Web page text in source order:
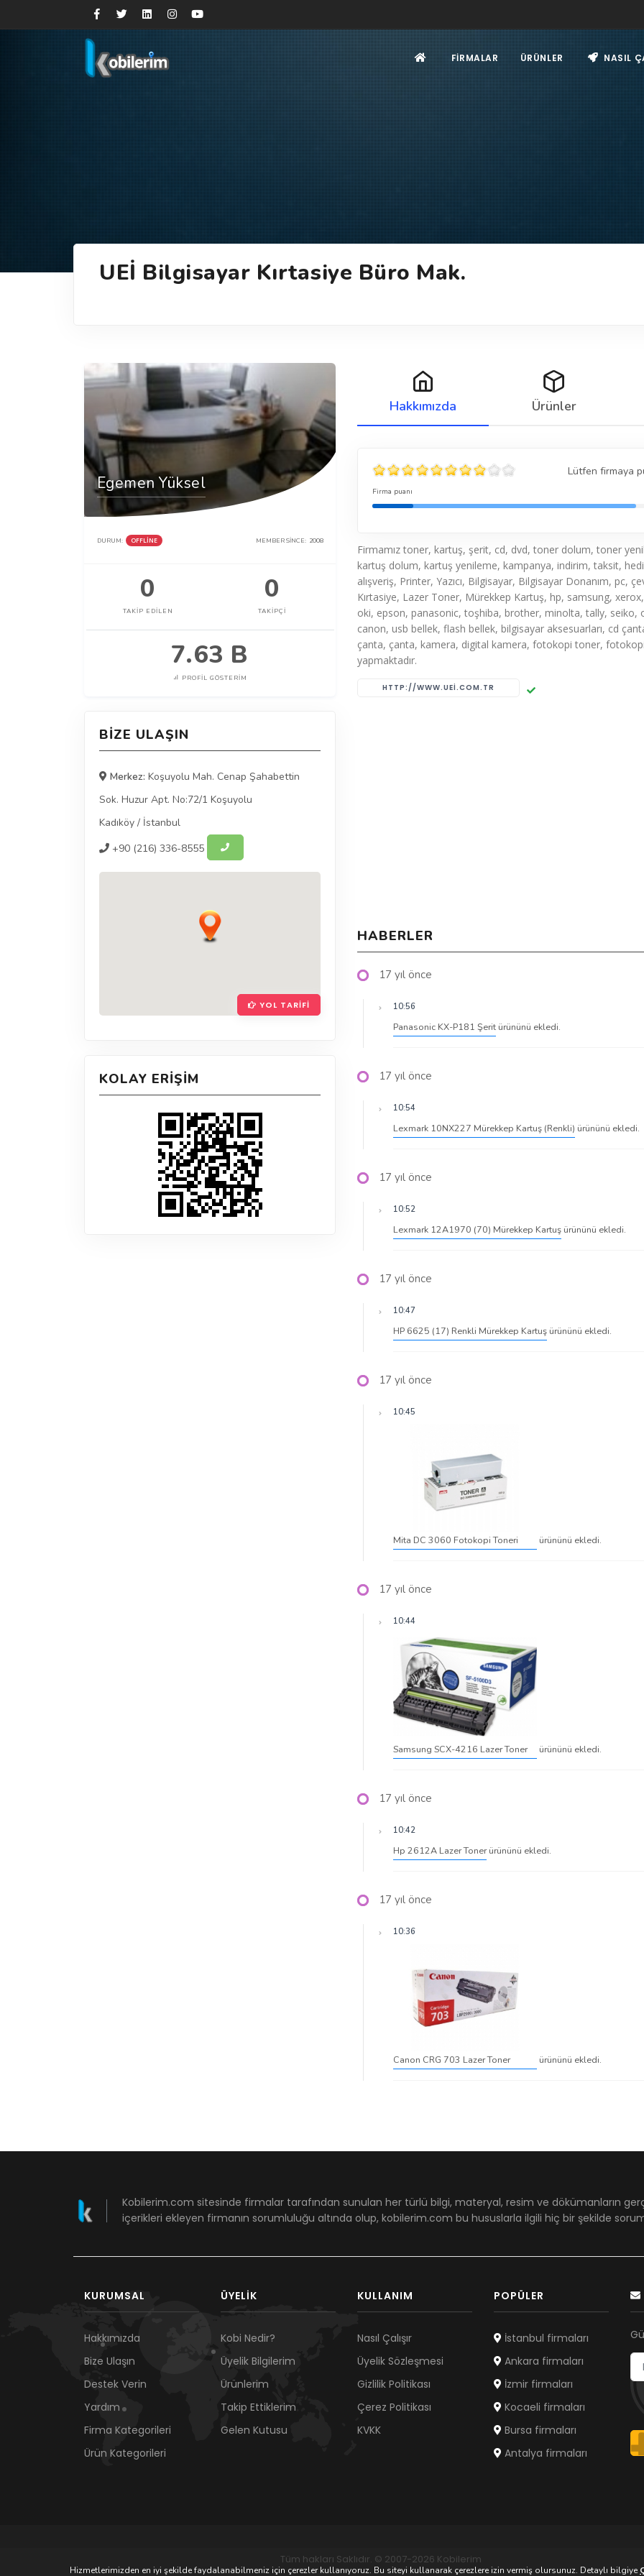
FIRMALAR ÜRÜNLER NASIL
UEİ Bilgisayar Kırtasiye Büro Mak.
Egemen Yüksel
DURUM: OFFLINE MEMBER SINCE: 2008
0
TAKIP EDILEN
0
TAKIPÇI
7.63 B
PROFIL GÖSTERIM
BIZE ULAŞIN
Merkez: Koşuyolu Mah. Cenap Şahabettin
Sok. Huzur Apt. No:72/1 Koşuyolu
Kadıköy / İstanbul
+90 (216) 336-8555
YOL TARIFI
KOLAY ERIŞIM
Hakkımızda Ürünler
Lütfen firmaya
Firma puanı
Firmamız toner, kartuş, şerit, cd, dvd, toner dolum, toner
kartuş dolum, kartuş yenileme, kampanya, indirim, taksit,
alışveriş, Printer, Yazıcı, Bilgisayar, Bilgisayar Donanım, pc,
Kırtasiye, Lazer Toner, Mürekkep Kartuş, hp, samsung,
oki, epson, panasonic, toşhiba, brother, minolta, tally, seiko,
canon, usb bellek, flash bellek, bilgisayar aksesuarları, cd
çanta, çanta, kamera, digital kamera, fotokopi toner,
yapmaktadır.
HTTP://WWW.UEI.COM.TR
HABERLER
17 yıl önce
10:56
Panasonic KX-P181 Şerit ürününü ekledi.
17 yıl önce
10:54
Lexmark 10NX227 Mürekkep Kartuş (Renkli) ürününü ekledi.
17 yıl önce
10:52
Lexmark 12A1970 (70) Mürekkep Kartuş ürününü ekledi.
17 yıl önce
10:47
HP 6625 (17) Renkli Mürekkep Kartuş ürününü ekledi.
17 yıl önce
10:45
Mita DC 3060 Fotokopi Toneri ürününü ekledi.
17 yıl önce
10:44
Samsung SCX-4216 Lazer Toner ürününü ekledi.
17 yıl önce
10:42
Hp 2612A Lazer Tonerürününü ekledi.
17 yıl önce
10:36
Canon CRG 703 Lazer Toner ürününü ekledi.
Kobilerim.com sitesinde firmalar tarafından sunulan her türlü bilgi, materyal, resim ve dökümanların
içerikleri ekleyen firmanın sorumluluğu altında olup, kobilerim.com bu hususlarla ilgili hiç bir şekilde
KURUMSAL
Hakkımızda
Bize Ulaşın
Destek Verin
Yardım
Firma Kategorileri
Ürün Kategorileri
ÜYELIK
Kobi Nedir?
Üyelik Bilgilerim
Ürünlerim
Takip Ettiklerim
Gelen Kutusu
KULLANIM
Nasıl Çalışır
Üyelik Sözleşmesi
Gizlilik Politikası
Çerez Politikası
KVKK
POPÜLER
İstanbul firmaları
Ankara firmaları
İzmir firmaları
Kocaeli firmaları
Bursa firmaları
Antalya firmaları
Tüm hakları Saklıdır. © 2007-2026 Kobilerim
Hizmetlerimizden en iyi şekilde faydalanabilmeniz için çerezler kullanıyoruz. Bu siteyi kullanarak çerezlere izin vermiş olursunuz. Detaylı bilgiye